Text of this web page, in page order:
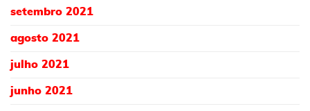
setembro 2021
agosto 2021
julho 2021
junho 2021